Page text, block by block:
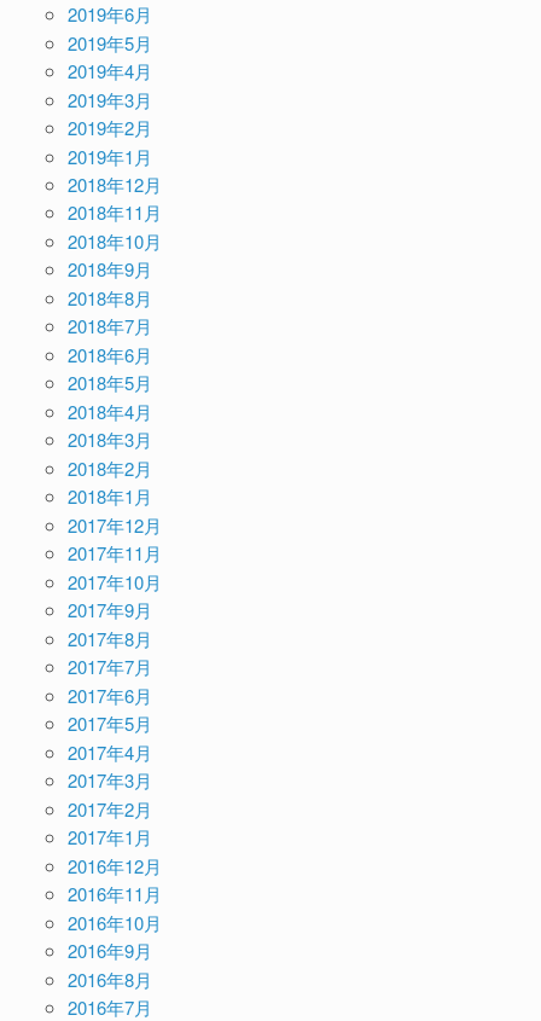
2019年6月
2019年5月
2019年4月
2019年3月
2019年2月
2019年1月
2018年12月
2018年11月
2018年10月
2018年9月
2018年8月
2018年7月
2018年6月
2018年5月
2018年4月
2018年3月
2018年2月
2018年1月
2017年12月
2017年11月
2017年10月
2017年9月
2017年8月
2017年7月
2017年6月
2017年5月
2017年4月
2017年3月
2017年2月
2017年1月
2016年12月
2016年11月
2016年10月
2016年9月
2016年8月
2016年7月